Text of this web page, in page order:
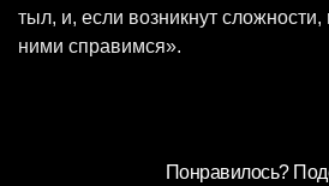
тыл, и, если возникнут
ними справимся».
Понравилось?